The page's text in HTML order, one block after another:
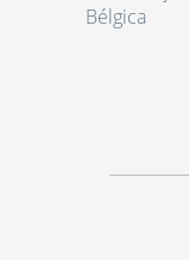
Bélgica